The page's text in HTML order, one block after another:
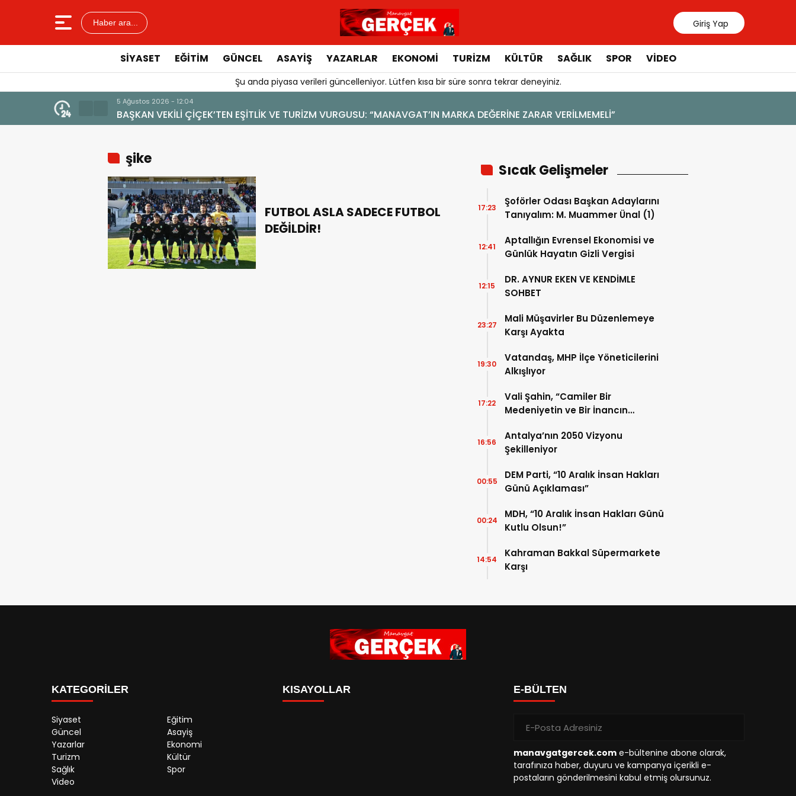
Haber ara... Giriş Yap
SIYASET EĞITIM GÜNCEL ASAYIŞ YAZARLAR EKONOMI TURIZM KÜLTÜR SAĞLIK SPOR VIDEO
Şu anda piyasa verileri güncelleniyor. Lütfen kısa bir süre sonra tekrar deneyiniz.
5 Ağustos 2026 - 12:04
BAŞKAN VEKİLİ ÇİÇEK’TEN EŞİTLİK VE TURİZM VURGUSU: “MANAVGAT’IN MARKA DEĞERİNE ZARAR VERİLMEMELİ”
şike
FUTBOL ASLA SADECE FUTBOL
DEĞİLDİR!
Sıcak Gelişmeler
Şoförler Odası Başkan Adaylarını
Tanıyalım: M. Muammer Ünal (1)
17:23
Aptallığın Evrensel Ekonomisi ve
Günlük Hayatın Gizli Vergisi
12:41
DR. AYNUR EKEN VE KENDİMLE
SOHBET
12:15
Mali Müşavirler Bu Düzenlemeye
Karşı Ayakta
23:27
Vatandaş, MHP İlçe Yöneticilerini
Alkışlıyor
19:30
Vali Şahin, “Camiler Bir
Medeniyetin ve Bir İnancın
17:22
Antalya’nın 2050 Vizyonu
Şekilleniyor
16:56
DEM Parti, “10 Aralık İnsan Hakları
Günü Açıklaması”
00:55
MDH, “10 Aralık İnsan Hakları Günü
Kutlu Olsun!”
00:24
Kahraman Bakkal Süpermarkete
Karşı
14:54
KATEGORİLER
Siyaset
Eğitim
Güncel
Asayiş
Yazarlar
Ekonomi
Turizm
Kültür
Sağlık
Spor
Video
KISAYOLLAR E-BÜLTEN
manavgatgercek.com e-bültenine abone olarak,
tarafınıza haber, duyuru ve kampanya içerikli e-
postaların gönderilmesini kabul etmiş olursunuz.